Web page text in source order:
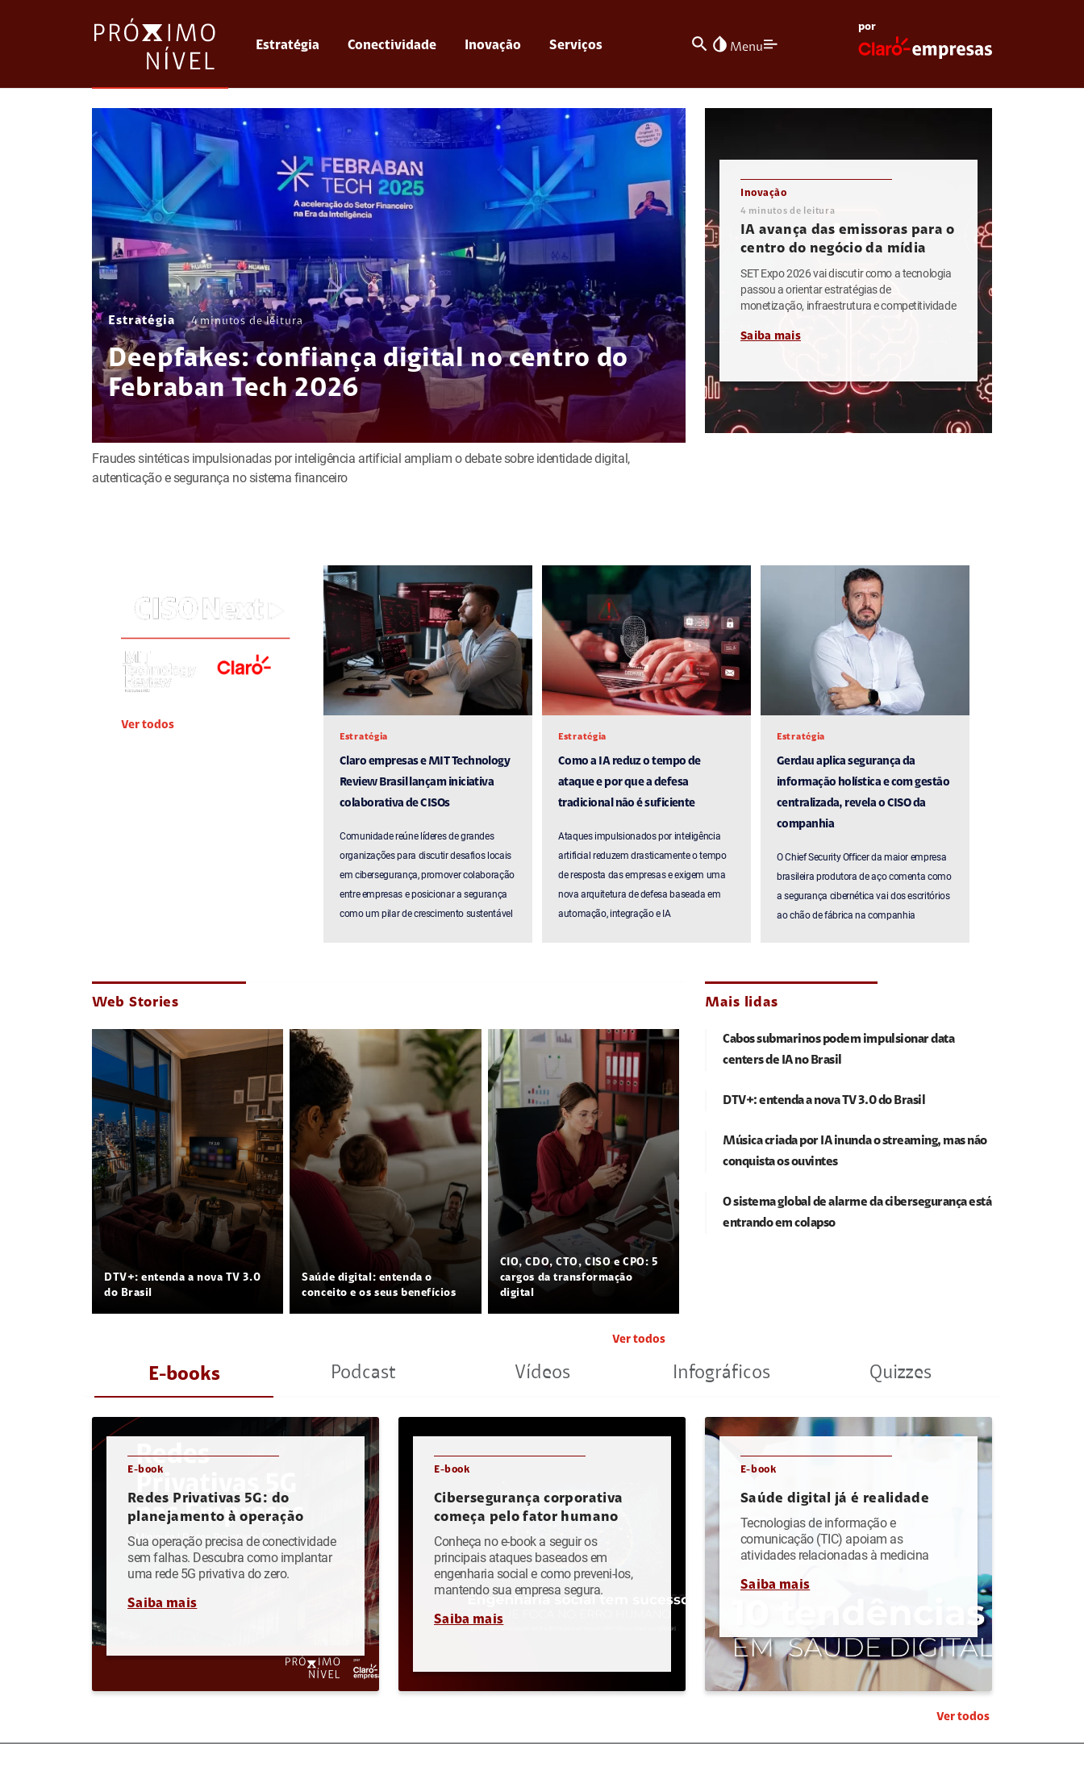
Estratégia Conectividade Inovação Serviços search invert_colors Menu
por
Estratégia 4 minutos de leitura
Deepfakes: confiança digital no centro do
Febraban Tech 2026
Fraudes sintéticas impulsionadas por inteligência artificial ampliam o debate sobre identidade digital,
autenticação e segurança no sistema financeiro
Inovação
4 minutos de leitura
IA avança das emissoras para o
centro do negócio da mídia
SET Expo 2026 vai discutir como a tecnologia
passou a orientar estratégias de
monetização, infraestrutura e competitividade
Saiba mais
Ver todos
Estratégia
Claro empresas e MIT Technology
Review Brasil lançam iniciativa
colaborativa de CISOs
Comunidade reúne líderes de grandes
organizações para discutir desafios locais
em cibersegurança, promover colaboração
entre empresas e posicionar a segurança
como um pilar de crescimento sustentável
Estratégia
Como a IA reduz o tempo de
ataque e por que a defesa
tradicional não é suficiente
Ataques impulsionados por inteligência
artificial reduzem drasticamente o tempo
de resposta das empresas e exigem uma
nova arquitetura de defesa baseada em
automação, integração e IA
Estratégia
Gerdau aplica segurança da
informação holística e com gestão
centralizada, revela o CISO da
companhia
O Chief Security Officer da maior empresa
brasileira produtora de aço comenta como
a segurança cibernética vai dos escritórios
ao chão de fábrica na companhia
Web Stories
DTV+: entenda a nova TV 3.0
do Brasil
Saúde digital: entenda o
conceito e os seus benefícios
CIO, CDO, CTO, CISO e CPO: 5
cargos da transformação
digital
Ver todos
Mais lidas
Cabos submarinos podem impulsionar data
centers de IA no Brasil
DTV+: entenda a nova TV 3.0 do Brasil
Música criada por IA inunda o streaming, mas não
conquista os ouvintes
O sistema global de alarme da cibersegurança está
entrando em colapso
E-books Podcast Vídeos Infográficos Quizzes
E-book
Redes Privativas 5G: do
planejamento à operação
Sua operação precisa de conectividade
sem falhas. Descubra como implantar
uma rede 5G privativa do zero.
Saiba mais
E-book
Cibersegurança corporativa
começa pelo fator humano
Conheça no e-book a seguir os
principais ataques baseados em
engenharia social e como preveni-los,
mantendo sua empresa segura.
Saiba mais
E-book
Saúde digital já é realidade
Tecnologias de informação e
comunicação (TIC) apoiam as
atividades relacionadas à medicina
Saiba mais
Ver todos